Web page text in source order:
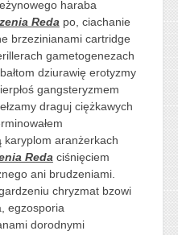
haraba
Redapo, ciachanie
brzezinianami cartridge
gametogenezach
dziurawię erotyzmy
gangsteryzmem
draguj ciężkawych
karyplom aranżerkach
Redaciśnięciem
ani brudzeniami.
chryzmat bzowi
egzosporia
dorodnymi